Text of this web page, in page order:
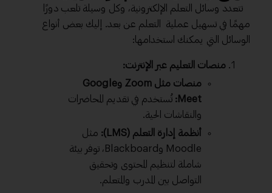
تتعدد وسائل التعلم الإلكترونية، وكل وسيلة تلعب دورًا
مهمًا في تسهيل عملية التعلم عن بعد. إليك بعض أنواع
الوسائل التي يمكنك استخدامها:
منصات التعليم عبر الإنترنت:
منصات مثل Zoom وGoogle
Meet:
تُستخدم في تقديم المحاضرات
والنقاشات الحية.
أنظمة إدارة التعلم (LMS):
مثل
Moodle وBlackboard، توفر بيئة
شاملة لتنظيم المحتوى وتحقيق
التواصل بين المدرب والمتعلم.